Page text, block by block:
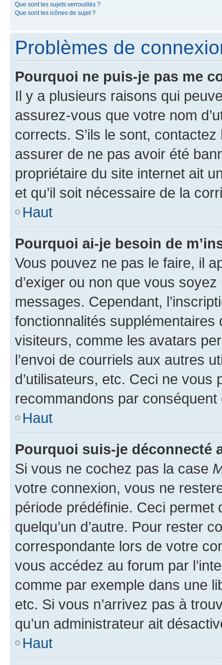
Que sont les sujets verrouillés ?
Que sont les icônes de sujet ?
Problèmes de
Pourquoi ne puis-je pas me
Il y a plusieurs raisons qui
assurez-vous que votre nom
corrects. S’ils le sont,
assurer de ne pas avoir été
propriétaire du site internet ait
et qu’il soit nécessaire de la
Haut
Pourquoi ai-je besoin de
Vous pouvez ne pas le faire, il
d’exiger ou non que vous
messages. Cependant,
fonctionnalités
visiteurs, comme les avatars
l’envoi de courriels aux autres
d’utilisateurs, etc. Ceci ne vous
recommandons par conséquent
Haut
Pourquoi suis-je déconnecté
Si vous ne cochez pas la case
votre connexion, vous ne
période prédéfinie. Ceci permet
quelqu’un d’autre. Pour rester
correspondante lors de votre
vous accédez au forum par
comme par exemple dans une
etc. Si vous n’arrivez pas à
qu’un administrateur ait
Haut